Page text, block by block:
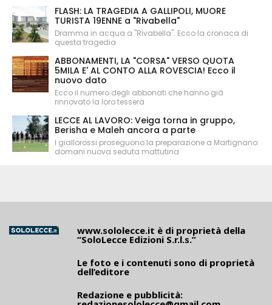
FLASH: LA TRAGEDIA A GALLIPOLI, MUORE
TURISTA 19ENNE a "Rivabella"
Dramma in acqua a "Rivabella". Ecco la cronaca di
questa tragedia
ABBONAMENTI, LA "CORSA" VERSO QUOTA
5MILA E' AL CONTO ALLA ROVESCIA! Ecco il
nuovo dato
Ecco il numero degli abbonati che hanno già
rinnovato la loro tessera
LECCE AL LAVORO: Veiga torna in gruppo,
Berisha e Maleh ancora a parte
I giallorossi proseguono la preparazione a Martignano:
domani nuova seduta mattutina
www.sololecce.it è di proprietà della
“SoloLecce Edizioni S.r.l.s.”
Le foto e i contenuti sono di proprietà
dell’editore
Redazione e pubblicità: